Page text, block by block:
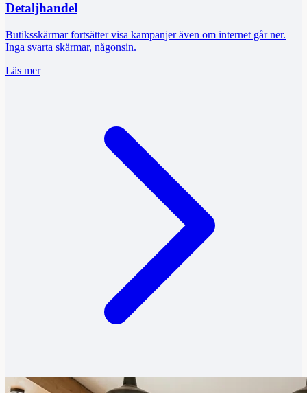
Detaljhandel
Butiksskärmar fortsätter visa kampanjer även om internet går ner.
Inga svarta skärmar, någonsin.
Läs mer